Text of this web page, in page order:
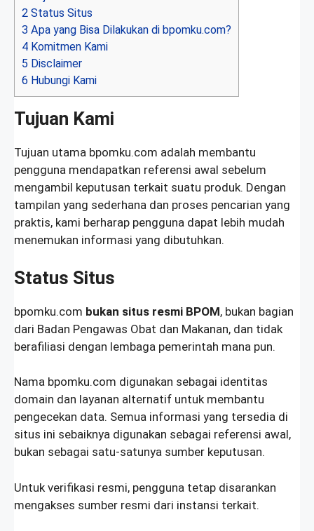
2 Status Situs
3 Apa yang Bisa Dilakukan di bpomku.com?
4 Komitmen Kami
5 Disclaimer
6 Hubungi Kami
Tujuan Kami
Tujuan utama bpomku.com adalah membantu
pengguna mendapatkan referensi awal sebelum
mengambil keputusan terkait suatu produk. Dengan
tampilan yang sederhana dan proses pencarian yang
praktis, kami berharap pengguna dapat lebih mudah
menemukan informasi yang dibutuhkan.
Status Situs
bpomku.com bukan situs resmi BPOM, bukan bagian
dari Badan Pengawas Obat dan Makanan, dan tidak
berafiliasi dengan lembaga pemerintah mana pun.
Nama bpomku.com digunakan sebagai identitas
domain dan layanan alternatif untuk membantu
pengecekan data. Semua informasi yang tersedia di
situs ini sebaiknya digunakan sebagai referensi awal,
bukan sebagai satu-satunya sumber keputusan.
Untuk verifikasi resmi, pengguna tetap disarankan
mengakses sumber resmi dari instansi terkait.